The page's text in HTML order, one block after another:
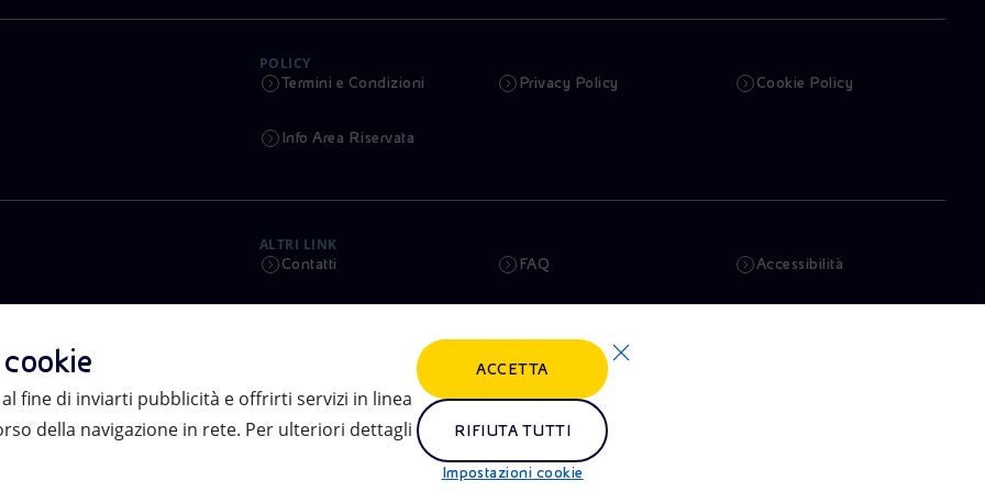
POLICY
Termini e Condizioni Privacy Policy Cookie Policy
Info Area Riservata
ALTRI LINK
Contatti FAQ Accessibilità
Truffe e Phishing
eniSpace Remit
fine di inviarti pubblicità e offrirti servizi in linea
della navigazione in rete. Per ulteriori dettagli
Impostazioni cookie
RIFIUTA TUTTI
ACCETTA